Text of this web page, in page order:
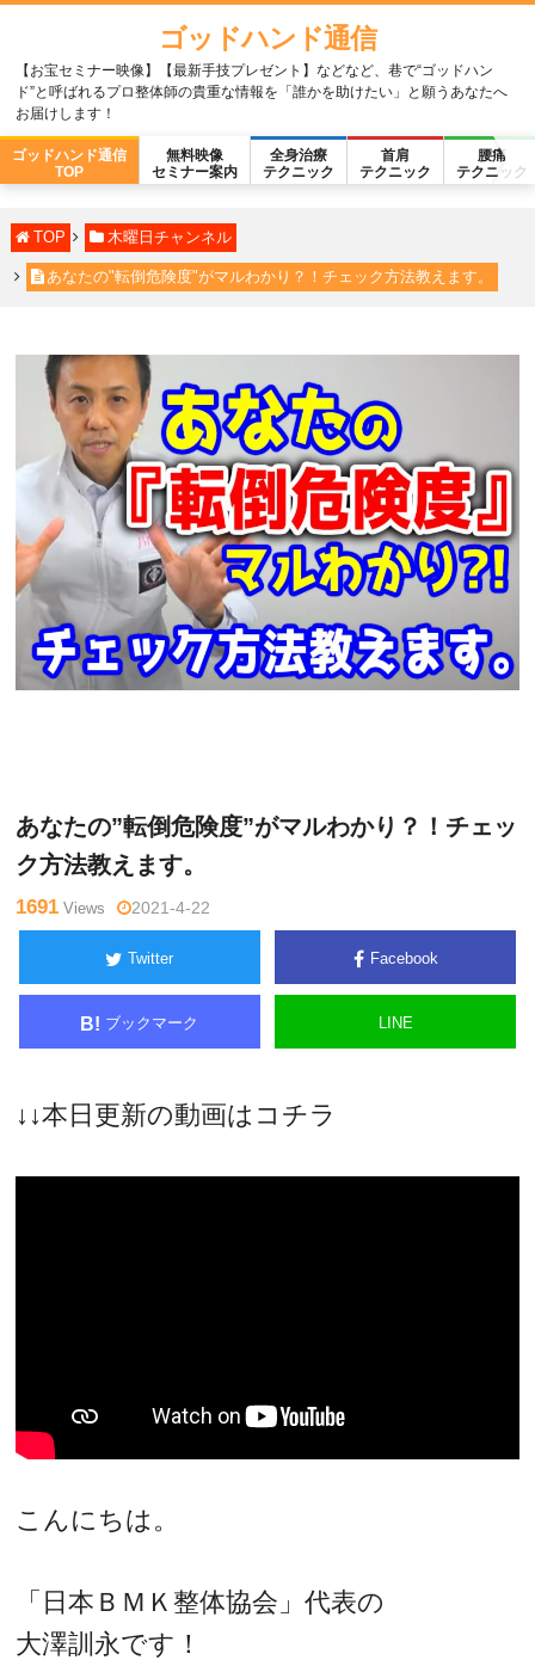
ゴッドハンド通信
【お宝セミナー映像】【最新手技プレゼント】などなど、巷で“ゴッドハン
ド”と呼ばれるプロ整体師の貴重な情報を「誰かを助けたい」と願うあなたへ
お届けします！
ゴッドハンド通信
TOP
無料映像
セミナー案内
全身治療
テクニック
首肩
テクニック
腰痛
テクニック
TOP 木曜日チャンネル
あなたの"転倒危険度"がマルわかり？！チェック方法教えます。
あなたの”転倒危険度”がマルわかり？！チェッ
ク方法教えます。
1691 Views 2021-4-22
Twitter Facebook
B! ブックマーク LINE
↓↓本日更新の動画はコチラ
こんにちは。
「日本ＢＭＫ整体協会」代表の
大澤訓永です！